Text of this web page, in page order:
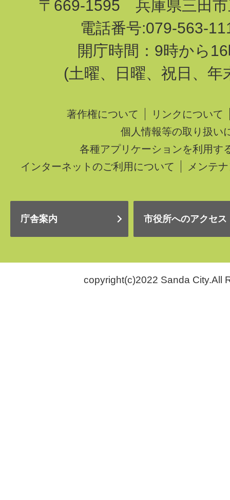
〒669-1595 兵庫県三田市
電話番号:079-563-
開庁時間：9時から
(土曜、日曜、祝日、年
著作権について
リンクについて
個人情報等の取り扱い
各種アプリケーションを利用す
インターネットのご利用について
メンテ
庁舎案内 市役所へのアクセス
copyright(c)2022 Sanda City.All